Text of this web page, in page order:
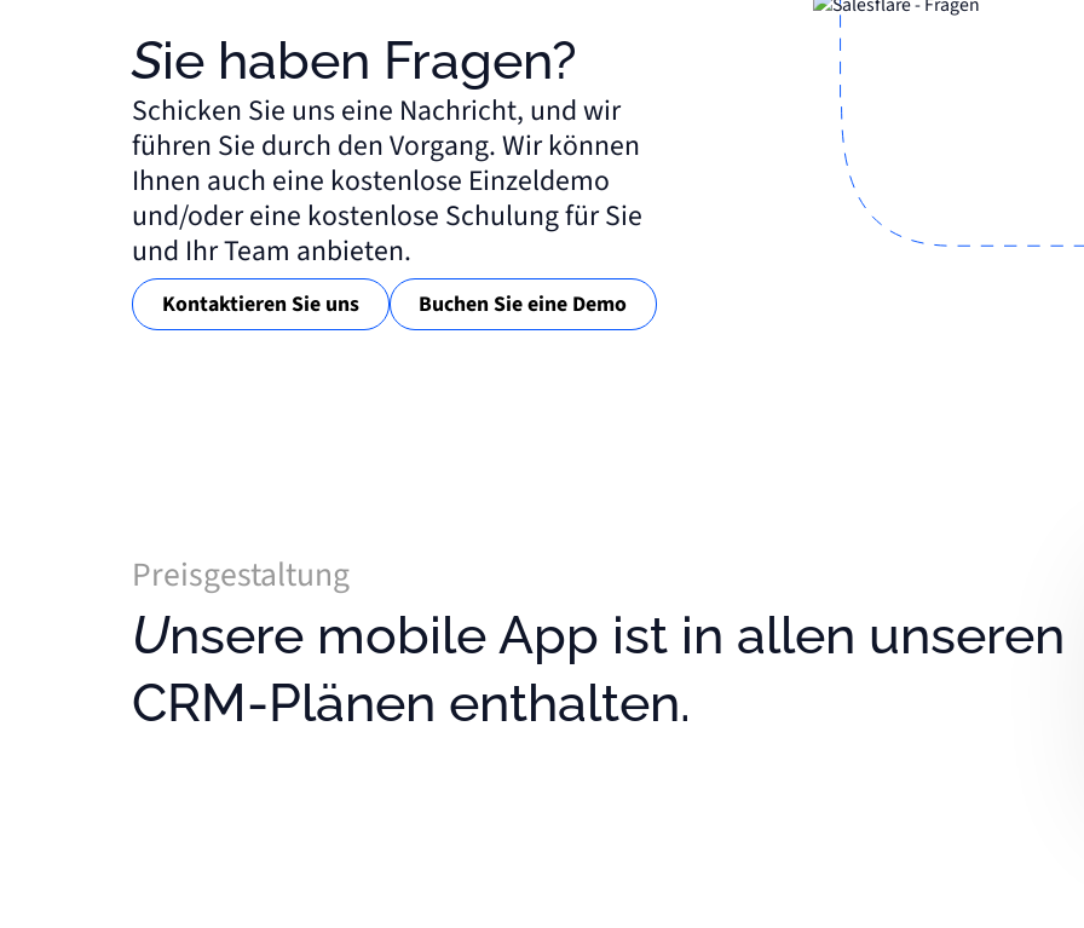
Sie haben Fragen?
Schicken Sie uns eine Nachricht, und wir
führen Sie durch den Vorgang. Wir können
Ihnen auch eine kostenlose Einzeldemo
und/oder eine kostenlose Schulung für Sie
und Ihr Team anbieten.
Kontaktieren Sie uns Buchen Sie eine Demo
Preisgestaltung
Unsere mobile App ist in allen unseren
CRM-Plänen enthalten.